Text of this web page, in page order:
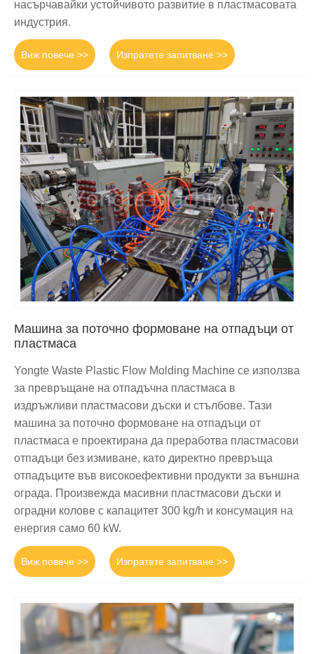
насърчавайки устойчивото развитие в пластмасовата
индустрия.
Виж повече >> Изпратете запитване >>
Машина за поточно формоване на отпадъци от
пластмаса
Yongte Waste Plastic Flow Molding Machine се използва
за превръщане на отпадъчна пластмаса в
издръжливи пластмасови дъски и стълбове. Тази
машина за поточно формоване на отпадъци от
пластмаса е проектирана да преработва пластмасови
отпадъци без измиване, като директно превръща
отпадъците във високоефективни продукти за външна
ограда. Произвежда масивни пластмасови дъски и
оградни колове с капацитет 300 kg/h и консумация на
енергия само 60 kW.
Виж повече >> Изпратете запитване >>